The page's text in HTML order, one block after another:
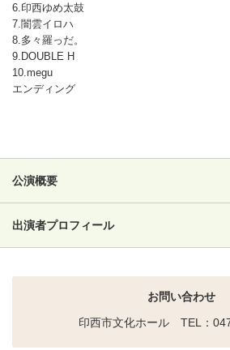
6.印西ゆめ太鼓
7.闇雲イロハ
8.多々羅っだ。
9.DOUBLE H
10.megu
エンディング
公演概要
出演者プロフィール
お問い合わせ
印西市文化ホール TEL：